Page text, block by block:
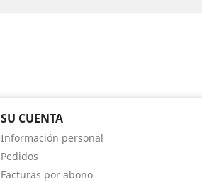
SU CUENTA
Información personal
Pedidos
Facturas por abono